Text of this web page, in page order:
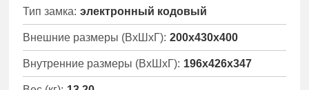
Тип замка: электронный кодовый
Внешние размеры (ВхШхГ): 200x430x400
Внутренние размеры (ВхШхГ): 196x426x347